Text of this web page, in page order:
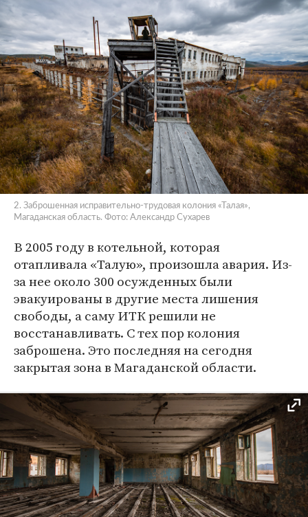
2. Заброшенная исправительно-трудовая колония «Талая»,
Магаданская область. Фото: Александр Сухарев
В 2005 году в котельной, которая
отапливала «Талую», произошла авария. Из-
за нее около 300 осужденных были
эвакуированы в другие места лишения
свободы, а саму ИТК решили не
восстанавливать. С тех пор колония
заброшена. Это последняя на сегодня
закрытая зона в Магаданской области.